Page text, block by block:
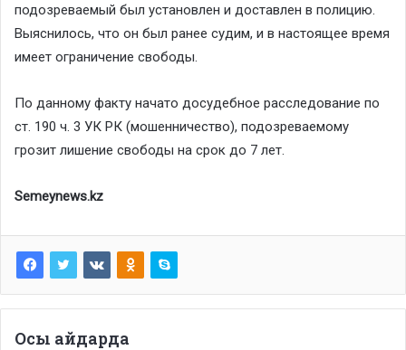
подозреваемый был установлен и доставлен в полицию.
Выяснилось, что он был ранее судим, и в настоящее время
имеет ограничение свободы.
По данному факту начато досудебное расследование по
ст. 190 ч. 3 УК РК (мошенничество), подозреваемому
грозит лишение свободы на срок до 7 лет.
Semeynews.kz
Осы айдарда